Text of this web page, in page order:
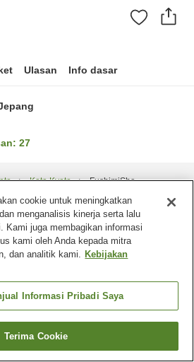
Ulasan Info dasar
27
Kota Kyoto FushimiSha
Cari kamar
cookie untuk meningkatkan
menganalisis kinerja serta lalu
Kami juga membagikan informasi
kami oleh Anda kepada mitra
dan analitik kami. Kebijakan
Informasi Pribadi Saya
Terima Cookie